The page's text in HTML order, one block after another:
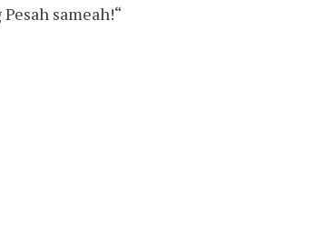
Pesah sameah!“